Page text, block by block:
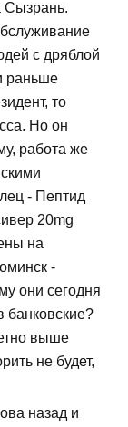
Сызрань.
с дряблой
раньше
то
Но он
работа же
- Пептид
20mg
на
-
они сегодня
банковские?
выше
не будет,
назад и